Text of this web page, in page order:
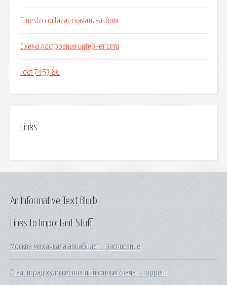
Ernesto cortazar скачать альбом
Схема построения интернет сети
Гост 7453 86
Links
Links to Important Stuff
Москва махачкала авиабилеты расписание
Сталинград художественный фильм скачать торрент
An Informative Text Blurb